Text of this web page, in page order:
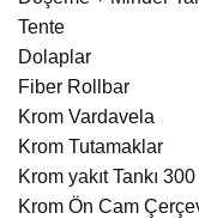
Tente
Dolaplar
Fiber Rollbar
Krom Vardavela
Krom Tutamaklar
Krom yakıt Tankı
Krom Ön Cam